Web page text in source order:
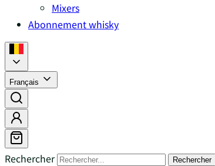
Mixers
Abonnement whisky
Français
Rechercher Rechercher